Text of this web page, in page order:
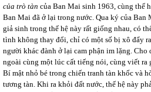
của trò tàn của Ban Mai sinh 1963, cùng thế
Ban Mai đã ở lại trong nước. Qua ký của Ban
giả sinh trong thế hệ này rất giống nhau, có
tình không thay đổi, chỉ có một số bị xô đẩy
người khác đành ở lại cam phận im lặng. Cho
ngoài cùng một lúc cất tiếng nói, cùng viết
Bí mật nhỏ bé trong chiến tranh tàn khốc và
tương tàn. Khi ra khỏi đất nước, thế hệ này